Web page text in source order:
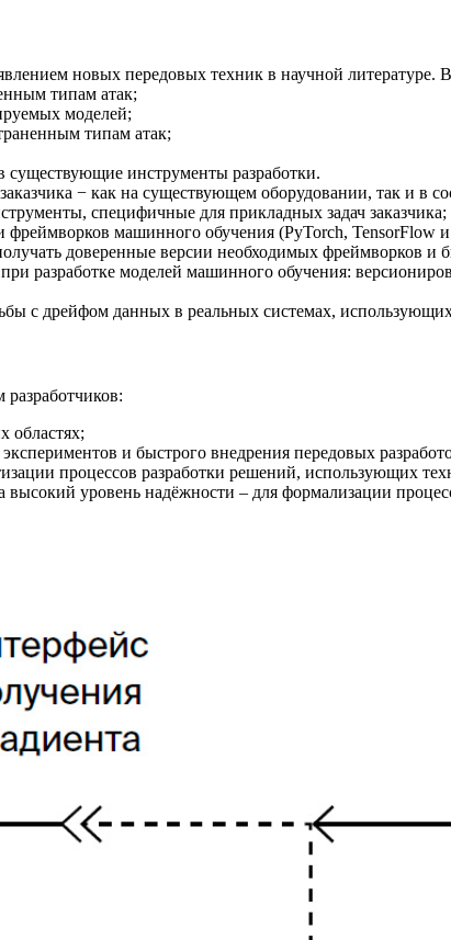
новых передовых техник в научной литературе.
типам атак;
моделей;
типам атак;
существующие инструменты разработки.
− как на существующем оборудовании, так и в
специфичные для прикладных задач заказчика;
машинного обучения (PyTorch, TensorFlow
доверенные версии необходимых фреймворков и
разработке моделей машинного обучения:
с дрейфом данных в реальных системах,
областях;
и быстрого внедрения передовых
процессов разработки решений, использующих
уровень надёжности ‒ для формализации